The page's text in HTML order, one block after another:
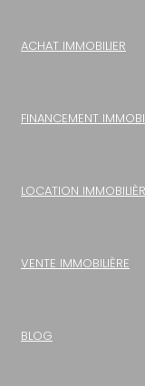
ACHAT IMMOBILIER
FINANCEMENT
LOCATION
VENTE IMMOBILIÈRE
BLOG